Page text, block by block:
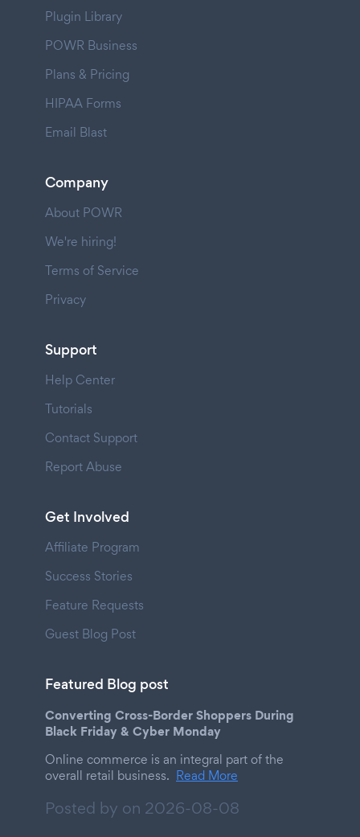
Plugin Library
POWR Business
Plans & Pricing
HIPAA Forms
Email Blast
Company
About POWR
We're hiring!
Terms of Service
Privacy
Support
Help Center
Tutorials
Contact Support
Report Abuse
Get Involved
Affiliate Program
Success Stories
Feature Requests
Guest Blog Post
Featured Blog post
Converting Cross-Border Shoppers During
Black Friday & Cyber Monday
Online commerce is an integral part of the
overall retail business. Read More
Posted by on 2026-08-08